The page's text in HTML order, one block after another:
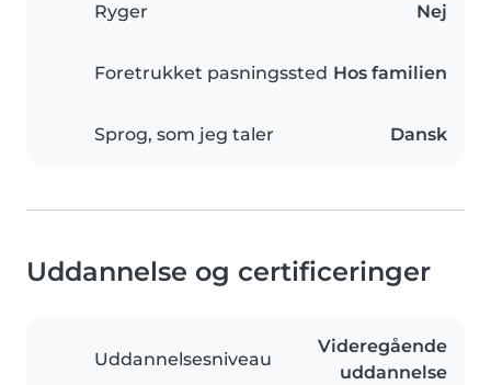
Ryger Nej
Foretrukket pasningssted Hos familien
Sprog, som jeg taler Dansk
Uddannelse og certificeringer
Uddannelsesniveau
Videregående
uddannelse